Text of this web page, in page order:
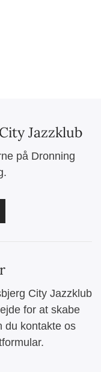
Jazzklub
på Dronning
City Jazzklub
for at skabe
du kontakte os